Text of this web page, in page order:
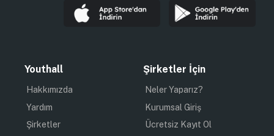
Youthall
Hakkımızda
Yardım
Şirketler
Şirketler İçin
Neler Yaparız?
Kurumsal Giriş
Ücretsiz Kayıt Ol